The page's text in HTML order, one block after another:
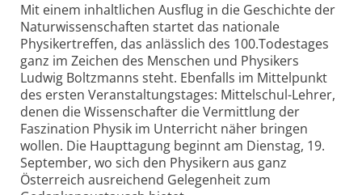
Mit einem inhaltlichen Ausflug in die Geschichte der
Naturwissenschaften startet das nationale
Physikertreffen, das anlässlich des 100.Todestages
ganz im Zeichen des Menschen und Physikers
Ludwig Boltzmanns steht. Ebenfalls im Mittelpunkt
des ersten Veranstaltungstages: Mittelschul-Lehrer,
denen die Wissenschafter die Vermittlung der
Faszination Physik im Unterricht näher bringen
wollen. Die Haupttagung beginnt am Dienstag, 19.
September, wo sich den Physikern aus ganz
Österreich ausreichend Gelegenheit zum